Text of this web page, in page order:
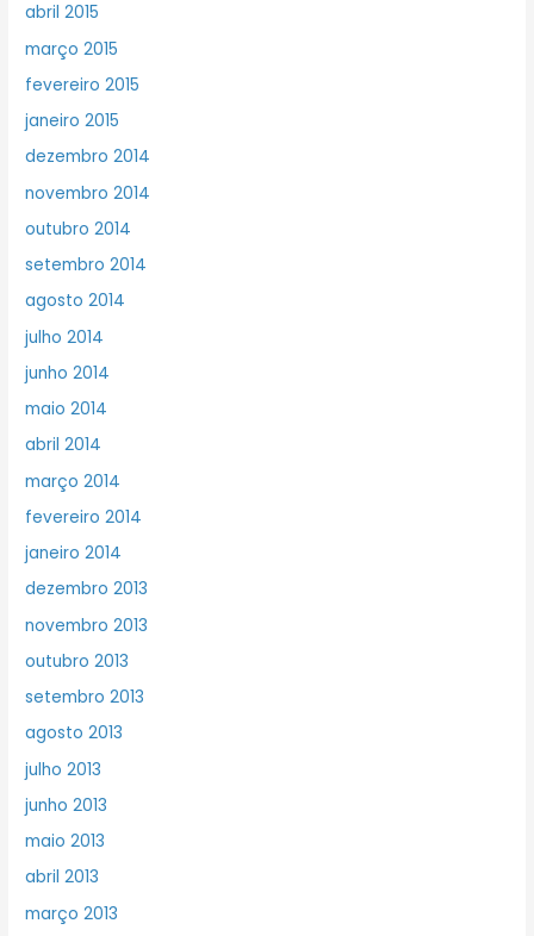
abril 2015
março 2015
fevereiro 2015
janeiro 2015
dezembro 2014
novembro 2014
outubro 2014
setembro 2014
agosto 2014
julho 2014
junho 2014
maio 2014
abril 2014
março 2014
fevereiro 2014
janeiro 2014
dezembro 2013
novembro 2013
outubro 2013
setembro 2013
agosto 2013
julho 2013
junho 2013
maio 2013
abril 2013
março 2013